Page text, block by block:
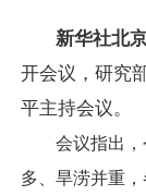
新华社北
开会议，研究
平主持会议。
会议指出，
多、旱涝并重